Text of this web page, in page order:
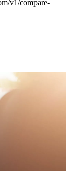
v1/compare-